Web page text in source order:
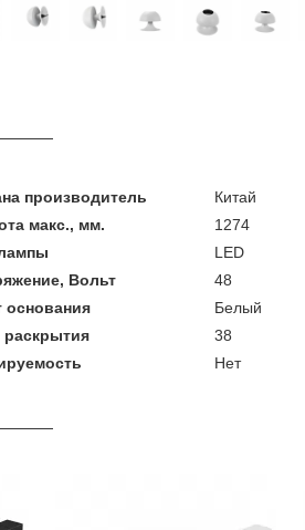
производитель Китай
макс., мм. 1274
LED
Вольт 48
основания Белый
раскрытия 38
Нет